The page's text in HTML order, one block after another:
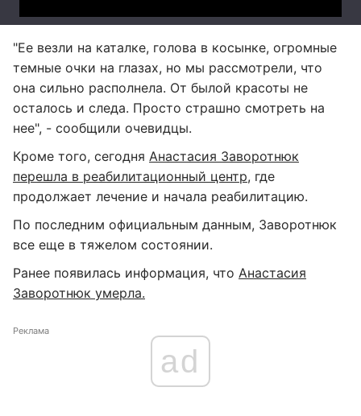
"Ее везли на каталке, голова в косынке, огромные
темные очки на глазах, но мы рассмотрели, что
она сильно располнела. От былой красоты не
осталось и следа. Просто страшно смотреть на
нее", - сообщили очевидцы.
Кроме того, сегодня Анастасия Заворотнюк
перешла в реабилитационный центр, где
продолжает лечение и начала реабилитацию.
По последним официальным данным, Заворотнюк
все еще в тяжелом состоянии.
Ранее появилась информация, что Анастасия
Заворотнюк умерла.
Реклама
ad